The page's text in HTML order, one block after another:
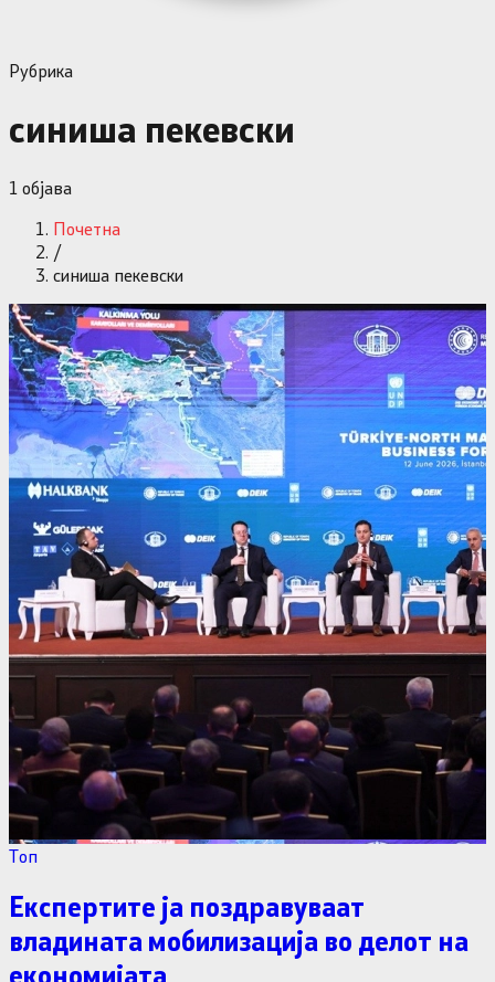
Рубрика
синиша пекевски
1 објава
Почетна
/
синиша пекевски
Tоп
Експертите ја поздравуваат
владината мобилизација во делот на
економијата